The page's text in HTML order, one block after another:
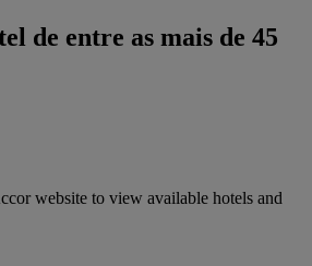
de entre as mais de 45
website to view available hotels and